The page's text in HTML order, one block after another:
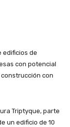
edificios de
con potencial
con
Triptyque, parte
un edificio de 10